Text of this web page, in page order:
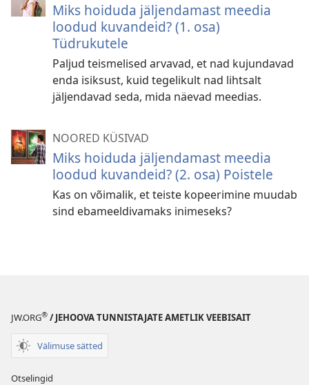
Miks hoiduda jäljendamast meedia
loodud kuvandeid? (1. osa)
Tüdrukutele
Paljud teismelised arvavad, et nad kujundavad
enda isiksust, kuid tegelikult nad lihtsalt
jäljendavad seda, mida näevad meedias.
NOORED KÜSIVAD
Miks hoiduda jäljendamast meedia
loodud kuvandeid? (2. osa) Poistele
Kas on võimalik, et teiste kopeerimine muudab
sind ebameeldivamaks inimeseks?
JW.ORG® / JEHOOVA TUNNISTAJATE AMETLIK VEEBISAIT
Välimuse sätted
Otselingid